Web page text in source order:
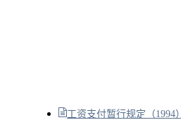
工资支付暂行规定（1994）